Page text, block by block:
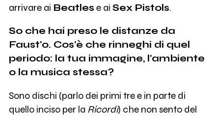
arrivare ai Beatles e ai Sex Pistols.
So che hai preso le distanze da
Faust'o. Cos'è che rinneghi di quel
periodo: la tua immagine, l'ambiente
o la musica stessa?
Sono dischi (parlo dei primi tre e in parte di
quello inciso per la Ricordi) che non sento del